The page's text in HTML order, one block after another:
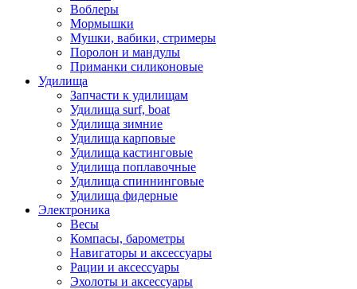
Воблеры
Мормышки
Мушки, вабики, стримеры
Поролон и мандулы
Приманки силиконовые
Удилища
Запчасти к удилищам
Удилища surf, boat
Удилища зимние
Удилища карповые
Удилища кастинговые
Удилища поплавочные
Удилища спиннинговые
Удилища фидерные
Электроника
Весы
Компасы, барометры
Навигаторы и аксессуары
Рации и аксессуары
Эхолоты и аксессуары